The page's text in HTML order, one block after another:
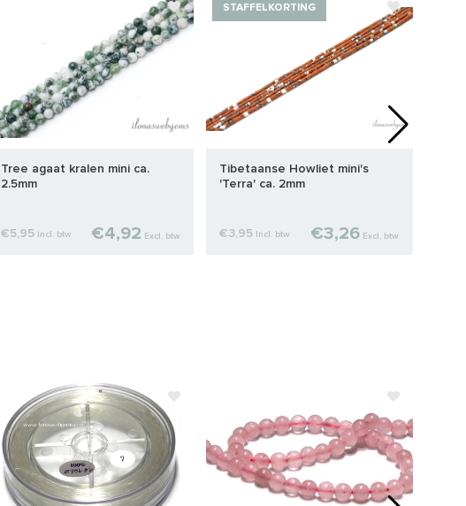
Tree agaat kralen mini ca.
2.5mm
€5,95 Incl. btw €4,92 Excl. btw
STAFFELKORTING
Tibetaanse Howliet mini's
'Terra' ca. 2mm
€3,95 Incl. btw €3,26 Excl. btw